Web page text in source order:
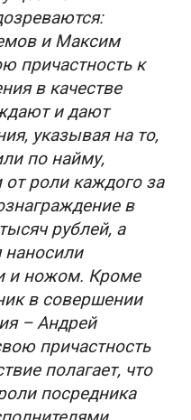
и Максим
причастность к
в качестве
и дают
указывая на то,
по найму,
роли каждого за
в
рублей, а
наносили
и ножом. Кроме
в совершении
– Андрей
причастность
полагает, что
посредника